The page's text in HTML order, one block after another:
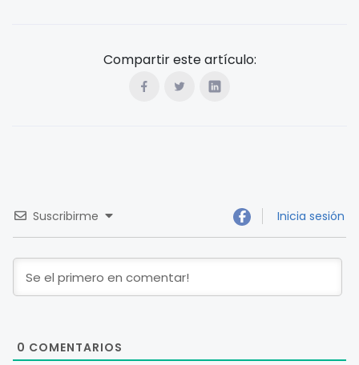
Compartir este artículo:
Suscribirme Inicia sesión
0 COMENTARIOS